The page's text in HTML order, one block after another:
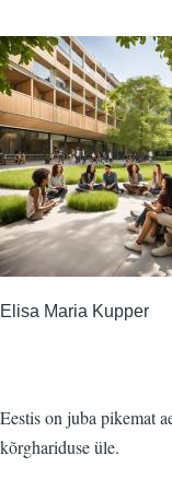
Elisa Maria Kupper
Eestis on juba pikemat
kõrghariduse üle.